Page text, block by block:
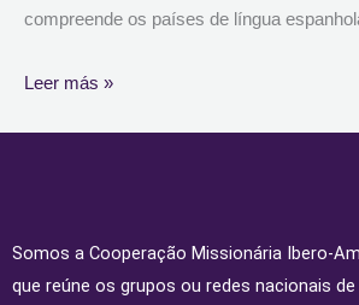
compreende os países de língua
Leer más »
Somos a Cooperação Missionária Ibero-
que reúne os grupos ou redes nacionais